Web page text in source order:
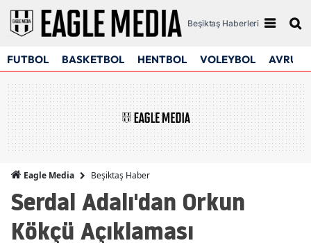
Beşiktaş Haberleri
FUTBOL BASKETBOL HENTBOL VOLEYBOL
Eagle Media Beşiktaş Haber
Serdal Adalı'dan Orkun
Kökçü Açıklaması